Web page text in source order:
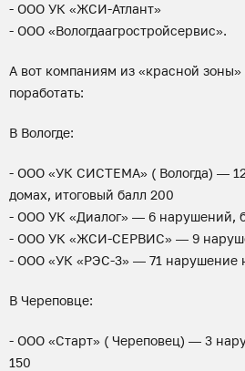
- ООО УК «ЖСИ-Атлант»
- ООО «Вологдаагростройсервис».
А вот компаниям из «красной зоны»
поработать:
В Вологде:
- ООО «УК СИСТЕМА» ( Вологда) —
домах, итоговый балл 200
- ООО УК «Диалог» — 6 нарушений,
- ООО УК «ЖСИ-СЕРВИС» — 9
- ООО «УК «РЭС-3» — 71 нарушение
В Череповце:
- ООО «Старт» ( Череповец) — 3
150